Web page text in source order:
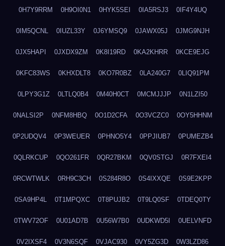
0H7Y9RRM 0H9OI0N1 0HYK5SEI 0IA5RSJ3 0IF4Y4UQ
0IM5QCNL 0IUZL33Y 0J6YMSQ9 0JAWX05J 0JMG9NJH
0JX5HAPI 0JXDX9ZM 0K8I19RD 0KA2KHRR 0KCE9EJG
0KFC83WS 0KHXDLT8 0KO7R0BZ 0LA240G7 0LIQ91PM
0LPY3G1Z 0LTLQ0B4 0M40H0CT 0MCMJJJP 0N1LZI50
0NALSI2P 0NFM8HBQ 0O1D2CFA 0O3VCZC0 0OY5HHNM
0P2UDQV4 0P3WEUER 0PHNO5Y4 0PPJIUB7 0PUMEZB4
0QLRKCUP 0QO261FR 0QR27BKM 0QV0STGJ 0R7FXEI4
0RCWTWLK 0RH9C3CH 0S284R8O 0S4IXXQE 0S9E2KPP
0SA9HP4L 0T1MPQXC 0T8PUJB2 0T9LQ0SF 0TDEQ0TY
0TWV72OF 0U01AD7B 0U56W7B0 0UDKWD5I 0UELVNFD
0V2IXSF4 0V3N6SQF 0VJAC930 0VY5ZG3D 0W3LZD86